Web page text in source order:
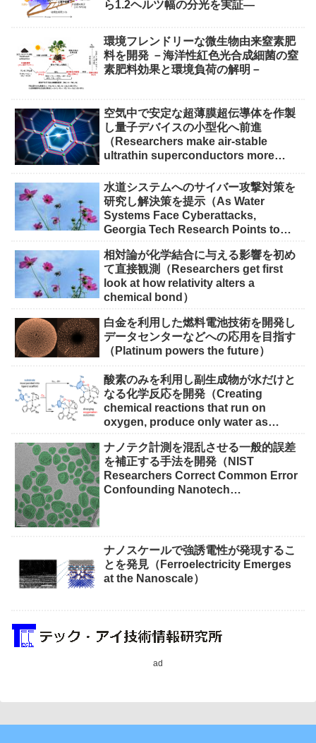
ら1.2ヘルツ幅の分光を実証―
環境フレンドリーな微生物由来窒素肥
料を開発 －海洋性紅色光合成細菌の窒
素肥料効果と環境負荷の解明－
空気中で安定な超薄膜超伝導体を作製
し量子デバイスの小型化へ前進
（Researchers make air-stable
ultrathin superconductors more
水道システムへのサイバー攻撃対策を
研究し解決策を提示（As Water
Systems Face Cyberattacks,
Georgia Tech Research Points to
相対論が化学結合に与える影響を初め
て直接観測（Researchers get first
look at how relativity alters a
chemical bond）
白金を利用した燃料電池技術を開発し
データセンターなどへの応用を目指す
（Platinum powers the future）
酸素のみを利用し副生成物が水だけと
なる化学反応を開発（Creating
chemical reactions that run on
oxygen, produce only water as
ナノテク計測を混乱させる一般的誤差
を補正する手法を開発（NIST
Researchers Correct Common Error
Confounding Nanotech
ナノスケールで強誘電性が発現するこ
とを発見（Ferroelectricity Emerges
at the Nanoscale）
ad